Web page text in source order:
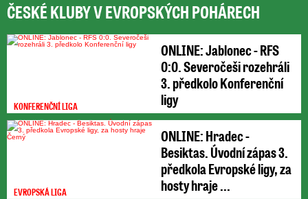
ČESKÉ KLUBY V EVROPSKÝCH POHÁRECH
KONFERENČNÍ LIGA
ONLINE: Jablonec - RFS
0:0. Severočeši rozehráli
3. předkolo Konferenční
ligy
EVROPSKÁ LIGA
ONLINE: Hradec -
Besiktas. Úvodní zápas 3.
předkola Evropské ligy, za
hosty hraje ...